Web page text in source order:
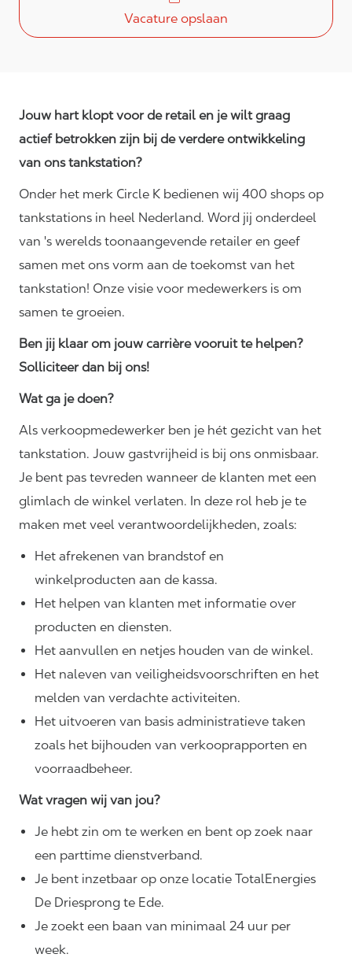
Vacature opslaan
Jouw hart klopt voor de retail en je wilt graag
actief betrokken zijn bij de verdere ontwikkeling
van ons tankstation?
Onder het merk Circle K bedienen wij 400 shops op
tankstations in heel Nederland. Word jij onderdeel
van 's werelds toonaangevende retailer en geef
samen met ons vorm aan de toekomst van het
tankstation! Onze visie voor medewerkers is om
samen te groeien.
Ben jij klaar om jouw carrière vooruit te helpen?
Solliciteer dan bij ons!
Wat ga je doen?
Als verkoopmedewerker ben je hét gezicht van het
tankstation. Jouw gastvrijheid is bij ons onmisbaar.
Je bent pas tevreden wanneer de klanten met een
glimlach de winkel verlaten. In deze rol heb je te
maken met veel verantwoordelijkheden, zoals:
Het afrekenen van brandstof en
winkelproducten aan de kassa.
Het helpen van klanten met informatie over
producten en diensten.
Het aanvullen en netjes houden van de winkel.
Het naleven van veiligheidsvoorschriften en het
melden van verdachte activiteiten.
Het uitvoeren van basis administratieve taken
zoals het bijhouden van verkooprapporten en
voorraadbeheer.
Wat vragen wij van jou?
Je hebt zin om te werken en bent op zoek naar
een parttime dienstverband.
Je bent inzetbaar op onze locatie TotalEnergies
De Driesprong te Ede.
Je zoekt een baan van minimaal 24 uur per
week.